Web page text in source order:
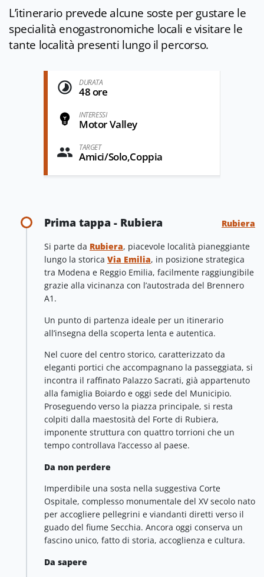
L’itinerario prevede alcune soste per gustare le
specialità enogastronomiche locali e visitare le
tante località presenti lungo il percorso.
DURATA
48 ore
INTERESSI
Motor Valley
TARGET
Amici/Solo,Coppia
Prima tappa - Rubiera Rubiera
Si parte da Rubiera, piacevole località pianeggiante
lungo la storica Via Emilia, in posizione strategica
tra Modena e Reggio Emilia, facilmente raggiungibile
grazie alla vicinanza con l’autostrada del Brennero
A1.
Un punto di partenza ideale per un itinerario
all’insegna della scoperta lenta e autentica.
Nel cuore del centro storico, caratterizzato da
eleganti portici che accompagnano la passeggiata, si
incontra il raffinato Palazzo Sacrati, già appartenuto
alla famiglia Boiardo e oggi sede del Municipio.
Proseguendo verso la piazza principale, si resta
colpiti dalla maestosità del Forte di Rubiera,
imponente struttura con quattro torrioni che un
tempo controllava l’accesso al paese.
Da non perdere
Imperdibile una sosta nella suggestiva Corte
Ospitale, complesso monumentale del XV secolo nato
per accogliere pellegrini e viandanti diretti verso il
guado del fiume Secchia. Ancora oggi conserva un
fascino unico, fatto di storia, accoglienza e cultura.
Da sapere